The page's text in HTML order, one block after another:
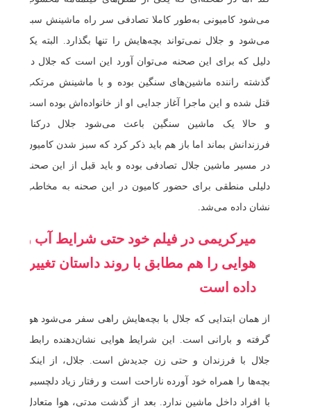
می‌شود کامیونی به‌طور کاملا تصادفی سر راه ماشینش سبز
می‌شود و جلال نمی‌تواند بچه‌هایش را تنها بگذارد. البته یک
دلیل که برای این صحنه می‌توان آورد این است که جلال در
گذشته راننده ماشین‌های سنگین بوده و با ماشینش مرتکب
قتل شده و این ماجرا آغاز جدایی او از خانواده‌اش بوده است
و حالا یک ماشین سنگین باعث می‌شود جلال درکنار
فرزندانش بماند اما باز هم باید ذکر کرد که سبز شدن کامیون
در مسیر ماشین جلال تصادفی بوده و باید قبل از این صحنه
دلیلی منطقی برای حضور کامیون در این صحنه به مخاطب
نشان داده می‌شد.
میرکریمی در فیلم خود حتی شرایط آب و
هوایی را هم مطابق با روند داستان تغییر
داده است
از همان ابتدایی که جلال با بچه‌هایش راهی سفر می‌شود هوا
گرفته و بارانی است. این شرایط هوایی نشان‌دهنده رابطه
جلال با فرزندان و حتی زن جدیدش است. جلال، از اینکه
بچه‌ها را همراه خود آورده ناراحت است و رفتار زیاد دلچسبی
با افراد داخل ماشین ندارد. بعد از گذشت مدتی، هوا متعادل